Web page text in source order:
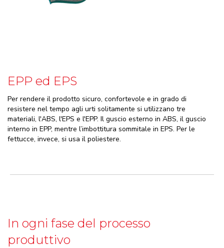
EPP ed EPS
Per rendere il prodotto sicuro, confortevole e in grado di
resistere nel tempo agli urti solitamente si utilizzano tre
materiali, l'ABS, l'EPS e l'EPP. Il guscio esterno in ABS, il guscio
interno in EPP, mentre l’imbottitura sommitale in EPS. Per le
fettucce, invece, si usa il poliestere.
In ogni fase del processo
produttivo